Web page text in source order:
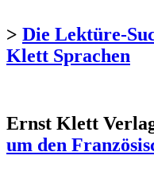
> Die Lektüre-
Klett Sprachen
Ernst Klett
um den